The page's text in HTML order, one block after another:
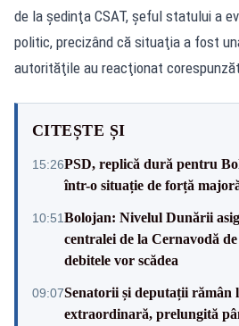
de la şedinţa CSAT, şeful statului a
politic, precizând că situaţia a fost
autorităţile au reacţionat
CITEȘTE ȘI
15:26PSD, replică dură pentru
într-o situație de forță
10:51Bolojan: Nivelul Dunării
centralei de la Cernavodă
debitele vor scădea
09:07Senatorii și deputații rămân
extraordinară, prelungită